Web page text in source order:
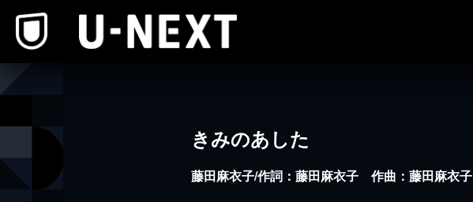
きみのあした
藤田麻衣子/作詞：藤田麻衣子 作曲：藤田麻衣子